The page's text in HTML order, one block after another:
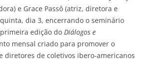
e Grace Passô (atriz, diretora e
dia 3, encerrando o seminário
edição do Diálogos e
mensal criado para promover o
diretores de coletivos ibero-americanos